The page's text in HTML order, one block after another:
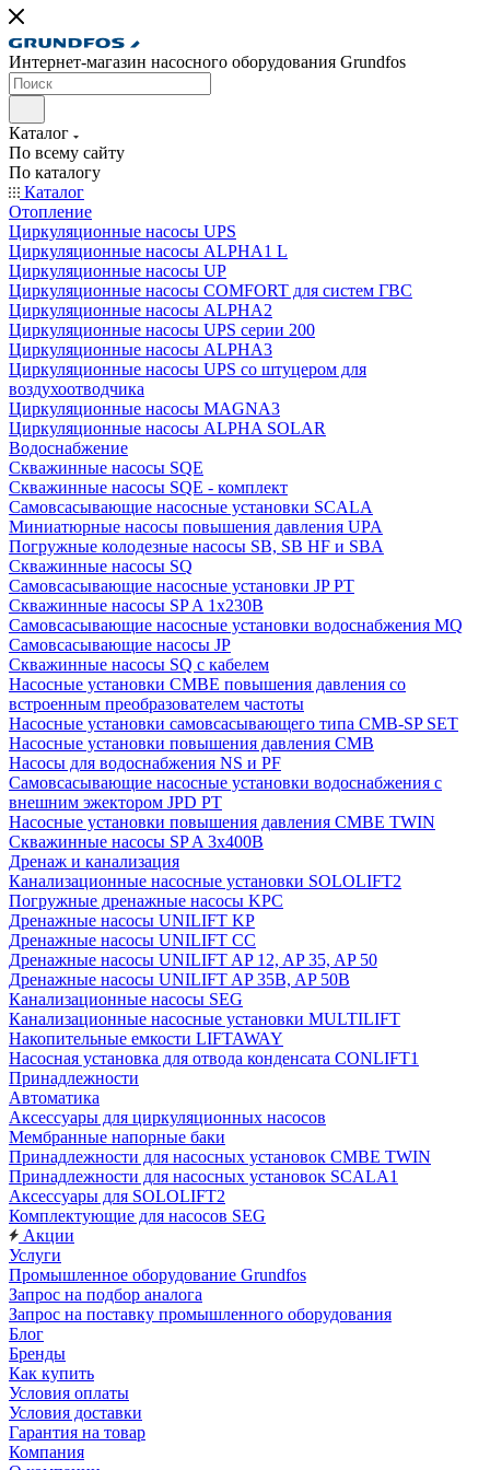
Интернет-магазин насосного оборудования Grundfos
Каталог
По всему сайту
По каталогу
Каталог
Отопление
Циркуляционные насосы UPS
Циркуляционные насосы ALPHA1 L
Циркуляционные насосы UP
Циркуляционные насосы COMFORT для систем ГВС
Циркуляционные насосы ALPHA2
Циркуляционные насосы UPS серии 200
Циркуляционные насосы ALPHA3
Циркуляционные насосы UPS со штуцером для
воздухоотводчика
Циркуляционные насосы MAGNA3
Циркуляционные насосы ALPHA SOLAR
Водоснабжение
Скважинные насосы SQE
Скважинные насосы SQE - комплект
Cамовсасывающие насосные установки SCALA
Миниатюрные насосы повышения давления UPA
Погружные колодезные насосы SB, SB HF и SBA
Скважинные насосы SQ
Самовсасывающие насосные установки JP PT
Скважинные насосы SP A 1x230В
Самовсасывающие насосные установки водоснабжения MQ
Самовсасывающие насосы JP
Скважинные насосы SQ с кабелем
Насосные установки CMBE повышения давления со
встроенным преобразователем частоты
Насосные установки самовсасывающего типа CMB-SP SET
Насосные установки повышения давления CMB
Насосы для водоснабжения NS и PF
Самовсасывающие насосные установки водоснабжения с
внешним эжектором JPD PT
Насосные установки повышения давления CMBE TWIN
Скважинные насосы SP A 3x400В
Дренаж и канализация
Канализационные насосные установки SOLOLIFT2
Погружные дренажные насосы KPC
Дренажные насосы UNILIFT KP
Дренажные насосы UNILIFT CC
Дренажные насосы UNILIFT AP 12, AP 35, AP 50
Дренажные насосы UNILIFT AP 35B, AP 50B
Канализационные насосы SEG
Канализационные насосные установки MULTILIFT
Накопительные емкости LIFTAWAY
Насосная установка для отвода конденсата CONLIFT1
Принадлежности
Автоматика
Аксессуары для циркуляционных насосов
Мембранные напорные баки
Принадлежности для насосных установок CMBE TWIN
Принадлежности для насосных установок SCALA1
Аксессуары для SOLOLIFT2
Комплектующие для насосов SEG
Акции
Услуги
Промышленное оборудование Grundfos
Запрос на подбор аналога
Запрос на поставку промышленного оборудования
Блог
Бренды
Как купить
Условия оплаты
Условия доставки
Гарантия на товар
Компания